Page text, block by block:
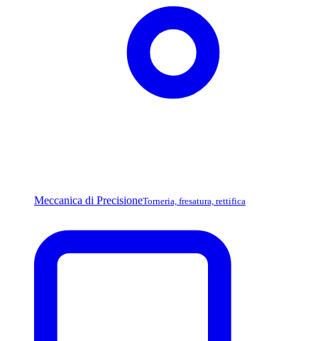
Meccanica di PrecisioneTorneria, fresatura, rettifica